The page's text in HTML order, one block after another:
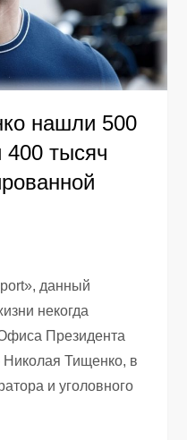
нашли 500
400 тысяч
данный
некогда
Президента
Тищенко, в
и уголовного